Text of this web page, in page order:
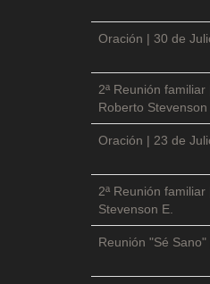
Oración | 30 de
2ª Reunión
Roberto Stevenson
Oración | 23 de
2ª Reunión
Stevenson E.
Reunión "Sé